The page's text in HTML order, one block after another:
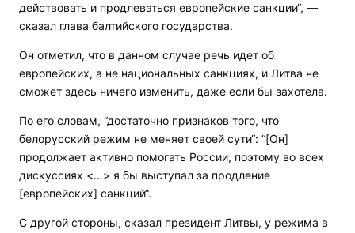
действовать и продлеваться европейские санкции“, —
сказал глава балтийского государства.
Он отметил, что в данном случае речь идет об
европейских, а не национальных санкциях, и Литва не
сможет здесь ничего изменить, даже если бы захотела.
По его словам, “достаточно признаков того, что
белорусский режим не меняет своей сути“: “[Он]
продолжает активно помогать России, поэтому во всех
дискуссиях <…> я бы выступал за продление
[европейских] санкций“.
С другой стороны, сказал президент Литвы, у режима в